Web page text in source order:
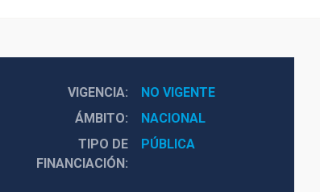
VIGENCIA
NO VIGENTE
ÁMBITO
NACIONAL
TIPO DE
FINANCIACIÓN
PÚBLICA